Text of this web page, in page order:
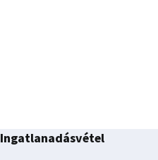
Ingatlanadásvétel